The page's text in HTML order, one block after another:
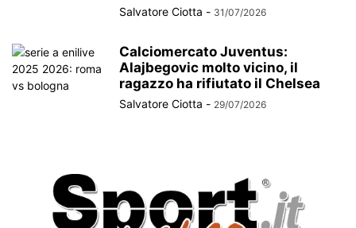
Salvatore Ciotta - 31/07/2026
Calciomercato Juventus:
Alajbegovic molto vicino, il
ragazzo ha rifiutato il Chelsea
Salvatore Ciotta - 29/07/2026